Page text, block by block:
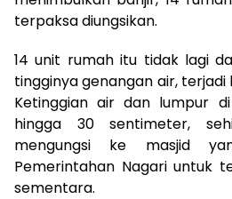
terpaksa diungsikan.
14 unit rumah itu tidak lagi
tingginya genangan air,
Ketinggian air dan lumpur
hingga 30 sentimeter,
mengungsi ke masjid
Pemerintahan Nagari untuk
sementara.